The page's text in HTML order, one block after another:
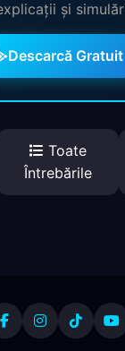
și
Descarcă Gratuit
Toate
Întrebările